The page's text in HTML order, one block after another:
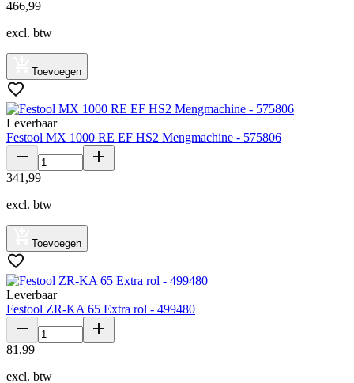
466,99
excl. btw
Toevoegen
Leverbaar
Festool MX 1000 RE EF HS2 Mengmachine - 575806
341 ,99
excl. btw
Toevoegen
Leverbaar
Festool ZR-KA 65 Extra rol - 499480
81 ,99
excl. btw